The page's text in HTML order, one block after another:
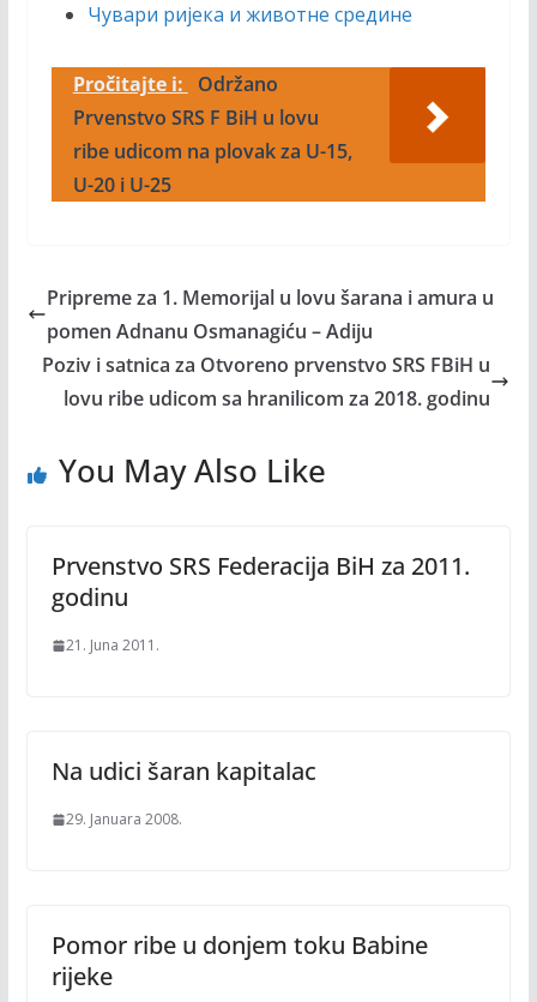
Чувари ријека и животне средине
Pročitajte i:
Održano
Prvenstvo SRS F BiH u lovu
ribe udicom na plovak za U-15,
U-20 i U-25
Pripreme za 1. Memorijal u lovu šarana i amura u
pomen Adnanu Osmanagiću – Adiju
Poziv i satnica za Otvoreno prvenstvo SRS FBiH u
lovu ribe udicom sa hranilicom za 2018. godinu
You May Also Like
Prvenstvo SRS Federacija BiH za 2011.
godinu
21. Juna 2011.
Na udici šaran kapitalac
29. Januara 2008.
Pomor ribe u donjem toku Babine
rijeke